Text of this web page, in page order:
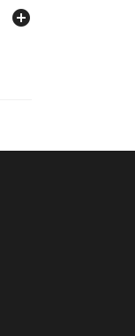
add_circle